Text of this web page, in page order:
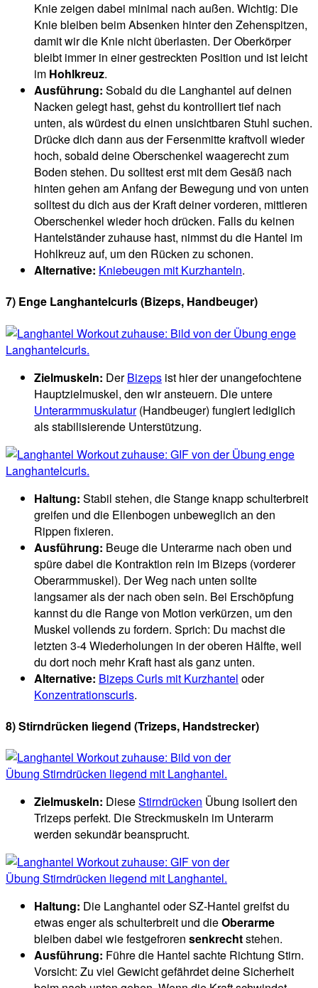
Knie zeigen dabei minimal nach außen. Wichtig: Die
Knie bleiben beim Absenken hinter den Zehenspitzen,
damit wir die Knie nicht überlasten. Der Oberkörper
bleibt immer in einer gestreckten Position und ist leicht
im Hohlkreuz.
Ausführung: Sobald du die Langhantel auf deinen
Nacken gelegt hast, gehst du kontrolliert tief nach
unten, als würdest du einen unsichtbaren Stuhl suchen.
Drücke dich dann aus der Fersenmitte kraftvoll wieder
hoch, sobald deine Oberschenkel waagerecht zum
Boden stehen. Du solltest erst mit dem Gesäß nach
hinten gehen am Anfang der Bewegung und von unten
solltest du dich aus der Kraft deiner vorderen, mittleren
Oberschenkel wieder hoch drücken. Falls du keinen
Hantelständer zuhause hast, nimmst du die Hantel im
Hohlkreuz auf, um den Rücken zu schonen.
Alternative: Kniebeugen mit Kurzhanteln.
7) Enge Langhantelcurls (Bizeps, Handbeuger)
Zielmuskeln: DerBizeps ist hier der unangefochtene
Hauptzielmuskel, den wir ansteuern. Die untere
Unterarmmuskulatur(Handbeuger) fungiert lediglich
als stabilisierende Unterstützung.
Haltung: Stabil stehen, die Stange knapp schulterbreit
greifen und die Ellenbogen unbeweglich an den
Rippen fixieren.
Ausführung: Beuge die Unterarme nach oben und
spüre dabei die Kontraktion rein im Bizeps (vorderer
Oberarmmuskel). Der Weg nach unten sollte
langsamer als der nach oben sein. Bei Erschöpfung
kannst du die Range von Motion verkürzen, um den
Muskel vollends zu fordern. Sprich: Du machst die
letzten 3-4 Wiederholungen in der oberen Hälfte, weil
du dort noch mehr Kraft hast als ganz unten.
Alternative: Bizeps Curls mit Kurzhantel oder
Konzentrationscurls.
8) Stirndrücken liegend (Trizeps, Handstrecker)
Zielmuskeln: DieseStirndrücken Übung isoliert den
Trizeps perfekt. Die Streckmuskeln im Unterarm
werden sekundär beansprucht.
Haltung: Die Langhantel oder SZ-Hantel greifst du
etwas enger als schulterbreit und dieOberarme
bleiben dabei wie festgefroren senkrechtstehen.
Ausführung: Führe die Hantel sachte Richtung Stirn.
Vorsicht: Zu viel Gewicht gefährdet deine Sicherheit